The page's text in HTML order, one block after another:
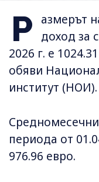
Р
азмерът
доход за
2026 г. е
обяви
институт (НОИ).
периода от
976.96 евро.